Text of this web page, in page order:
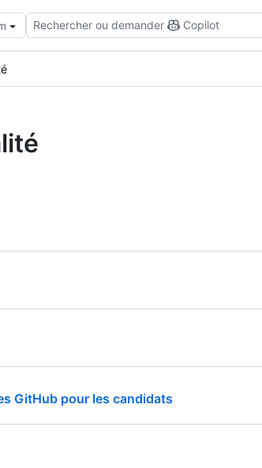
Rechercher ou demander Copilot
GitHub pour les candidats